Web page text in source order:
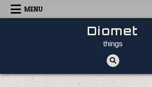
Skip to content
MENU
Diomet
things